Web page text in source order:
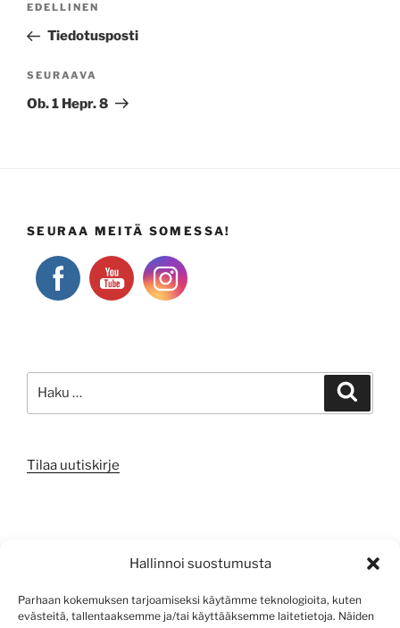
Hallinnoi suostumusta
Parhaan kokemuksen tarjoamiseksi käytämme teknologioita, kuten
evästeitä, tallentaaksemme ja/tai käyttääksemme laitetietoja. Näiden
Edellinen
artikkeli
EDELLINEN
Tiedotusposti
Seuraava
artikkeli
SEURAAVA
Ob. 1 Hepr. 8
SEURAA MEITÄ SOMESSA!
Tilaa uutiskirje
Sisältösyöte